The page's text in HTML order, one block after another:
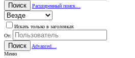
Поиск Расширенный поиск…
Искать только в заголовках
От:
Поиск
Advanced…
Меню